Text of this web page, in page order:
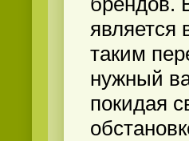
является
таким
нужный
покидая